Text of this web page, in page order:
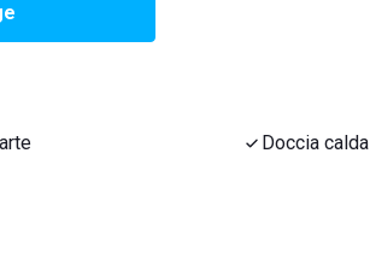
Doccia calda